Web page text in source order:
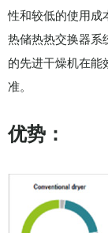
性和较低的使用成
热储热热交换器系
的先进干燥机在能
准。
优势：